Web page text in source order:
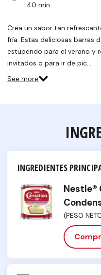
40 min
Crea un sabor tan
fría. Estas deliciosas barras
estupendo para el verano y
invitados o para ir de pic…
See more
INGREDIENTES
Nestle®
(PESO